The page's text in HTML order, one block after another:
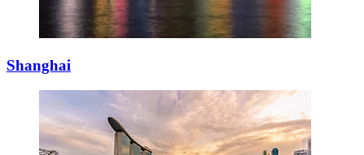
Shanghai